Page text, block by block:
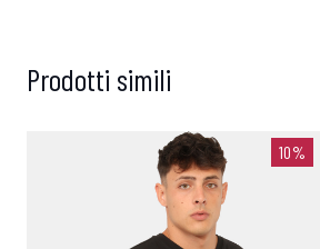
Prodotti simili
10%